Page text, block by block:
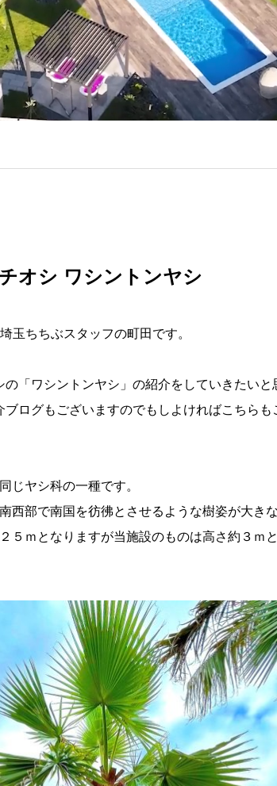
オシ ワシントンヤシ
玉ちちぶスタッフの町田です。
「ワシントンヤシ」の紹介をしていきたいと
ブログもございますのでもしよければこちら
じヤシ科の一種です。
西部で南国を彷彿とさせるような樹姿が大き
５ｍとなりますが当施設のものは高さ約３ｍ